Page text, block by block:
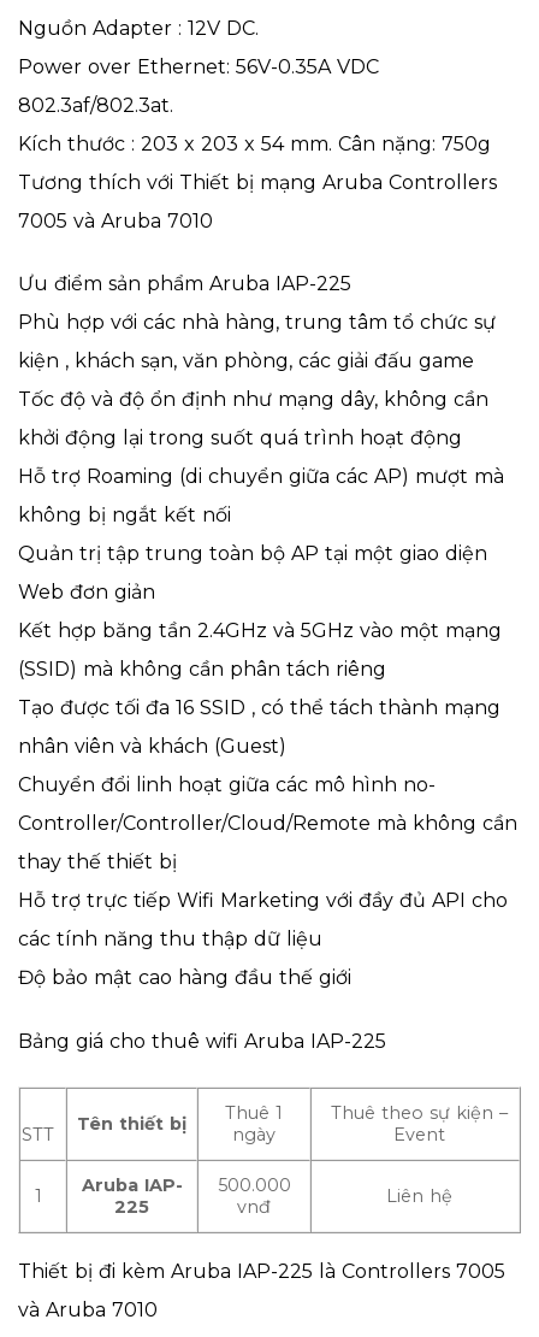
Nguồn Adapter : 12V DC.
Power over Ethernet: 56V-0.35A VDC
802.3af/802.3at.
Kích thước : 203 x 203 x 54 mm. Cân nặng: 750g
Tương thích với Thiết bị mạng Aruba Controllers
7005 và Aruba 7010
Ưu điểm sản phẩm Aruba IAP-225
Phù hợp với các nhà hàng, trung tâm tổ chức sự
kiện , khách sạn, văn phòng, các giải đấu game
Tốc độ và độ ổn định như mạng dây, không cần
khởi động lại trong suốt quá trình hoạt động
Hỗ trợ Roaming (di chuyển giữa các AP) mượt mà
không bị ngắt kết nối
Quản trị tập trung toàn bộ AP tại một giao diện
Web đơn giản
Kết hợp băng tần 2.4GHz và 5GHz vào một mạng
(SSID) mà không cần phân tách riêng
Tạo được tối đa 16 SSID , có thể tách thành mạng
nhân viên và khách (Guest)
Chuyển đổi linh hoạt giữa các mô hình no-
Controller/Controller/Cloud/Remote mà không cần
thay thế thiết bị
Hỗ trợ trực tiếp Wifi Marketing với đầy đủ API cho
các tính năng thu thập dữ liệu
Độ bảo mật cao hàng đầu thế giới
Bảng giá cho thuê wifi Aruba IAP-225
STT Tên thiết bị
Thuê 1
ngày
Thuê theo sự kiện –
Event
1
Aruba IAP-
225
500.000
vnđ
Liên hệ
Thiết bị đi kèm Aruba IAP-225 là Controllers 7005
và Aruba 7010